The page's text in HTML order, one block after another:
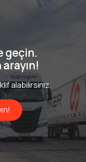
geçin.
alabilirsiniz.